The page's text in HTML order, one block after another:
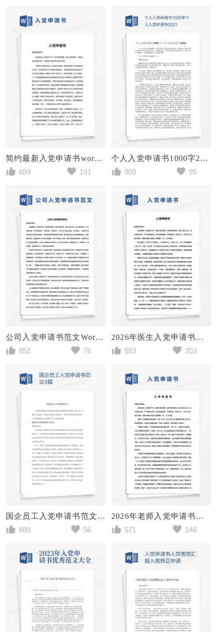
简约最新入党申请书word模版
689
191
个人入党申请书1000字2021
909
95
公司入党申请书范文Word模板
852
76
2026年医生入党申请书范文Word模板
583
203
国企员工入党申请书范文4篇
889
56
2026年老师入党申请书范文Word模板
571
146